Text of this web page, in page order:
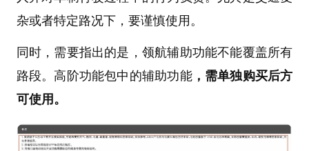
杂或者特定路况下，要谨慎使用。
同时，需要指出的是，领航辅助功能不能覆盖所有
路段。高阶功能包中的辅助功能，需单独购买后方
可使用。